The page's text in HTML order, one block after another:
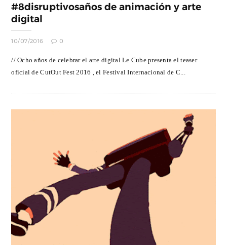
#8disruptivosaños de animación y arte
digital
10/07/2016 0
// Ocho años de celebrar el arte digital Le Cube presenta el teaser
oficial de CutOut Fest 2016 , el Festival Internacional de C...